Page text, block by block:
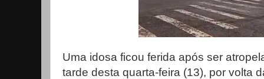
Uma idosa ficou ferida após ser
tarde desta quarta-feira (13), por volta